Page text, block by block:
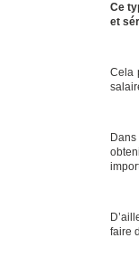
Ce
et
Cela
faire